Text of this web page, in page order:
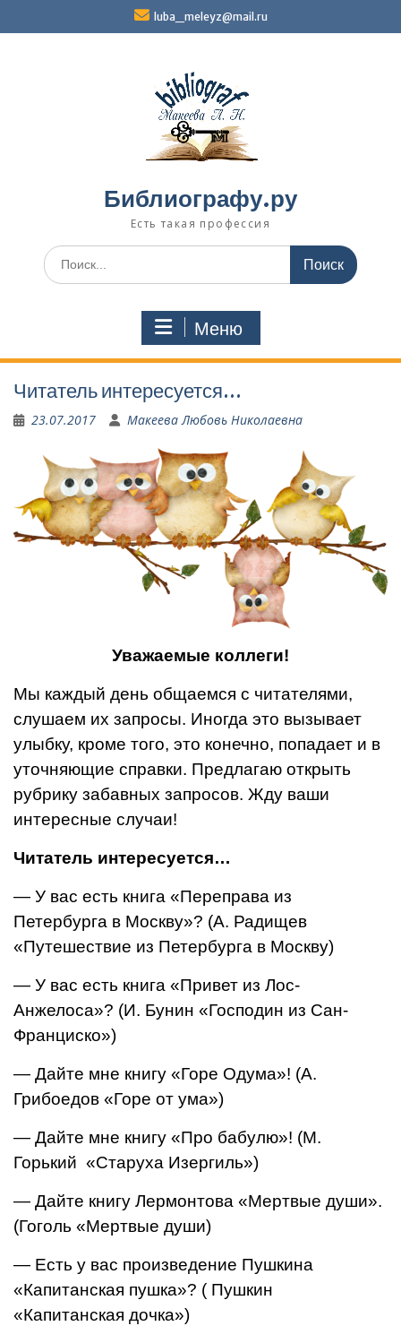
luba_meleyz@mail.ru
Библиографу.ру
Есть такая профессия
Поиск
по:
Меню
Читатель интересуется…
23.07.2017 Макеева Любовь Николаевна
Уважаемые коллеги!
Мы каждый день общаемся с читателями,
слушаем их запросы. Иногда это вызывает
улыбку, кроме того, это конечно, попадает и в
уточняющие справки. Предлагаю открыть
рубрику забавных запросов. Жду ваши
интересные случаи!
Читатель интересуется…
— У вас есть книга «Переправа из
Петербурга в Москву»? (А. Радищев
«Путешествие из Петербурга в Москву)
— У вас есть книга «Привет из Лос-
Анжелоса»? (И. Бунин «Господин из Сан-
Франциско»)
— Дайте мне книгу «Горе Одума»! (А.
Грибоедов «Горе от ума»)
— Дайте мне книгу «Про бабулю»! (М.
Горький «Старуха Изергиль»)
— Дайте книгу Лермонтова «Мертвые души».
(Гоголь «Мертвые души)
— Есть у вас произведение Пушкина
«Капитанская пушка»? ( Пушкин
«Капитанская дочка»)